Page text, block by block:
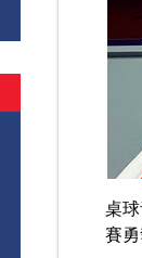
桌
賽